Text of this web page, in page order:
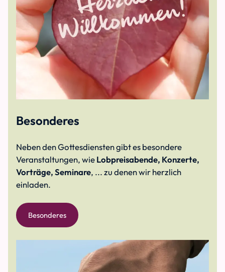
Besonderes
Neben den Gottesdiensten gibt es besondere
Veranstaltungen, wieLobpreisabende, Konzerte,
Vorträge, Seminare, ... zu denen wir herzlich
einladen.
Besonderes